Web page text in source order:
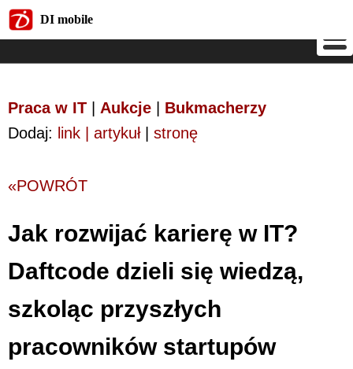
DI mobile
Praca w IT Aukcje
Bukmacherzy
Dodaj: link | artykuł| stronę
«POWRÓT
Jak rozwijać karierę w IT?
Daftcode dzieli się wiedzą,
szkoląc przyszłych
pracowników startupów
DI mobile